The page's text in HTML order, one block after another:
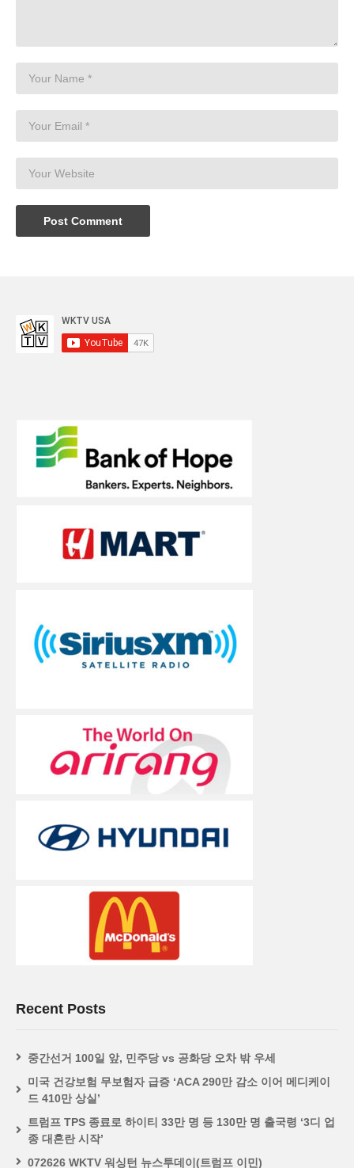
Recent Posts
중간선거 100일 앞, 민주당 vs 공화당 오차 밖 우세
미국 건강보험 무보험자 급증 ‘ACA 290만 감소 이어 메디케이
드 410만 상실’
트럼프 TPS 종료로 하이티 33만 명 등 130만 명 출국령 ‘3디 업
종 대혼란 시작’
072626 WKTV 워싱턴 뉴스투데이(트럼프 이민)